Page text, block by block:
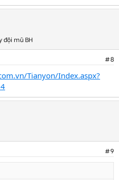
đội mũ BH
#8
Tianyon/Index.aspx?
#9